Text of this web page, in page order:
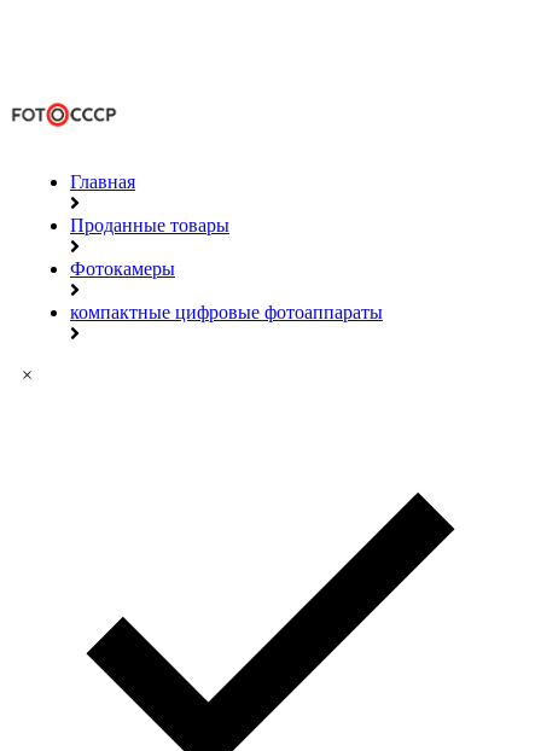
Главная
Проданные товары
Фотокамеры
компактные цифровые фотоаппараты
×